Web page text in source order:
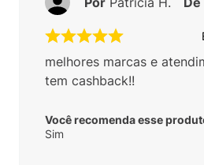
melhores marcas e
tem cashback!!
Você recomenda esse
Sim